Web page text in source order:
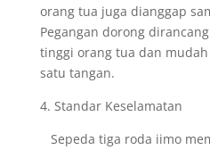
orang tua juga dianggap
Pegangan dorong
tinggi orang tua dan
satu tangan.
4. Standar Keselamatan
Sepeda tiga roda iimo